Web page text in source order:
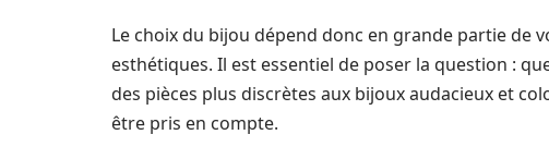
Le choix du bijou dépend donc en grande partie de
esthétiques. Il est essentiel de poser la question :
des pièces plus discrètes aux bijoux audacieux et
être pris en compte.